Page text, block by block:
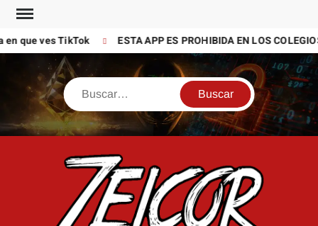
Saltar
contenido
ves TikTok ESTA APP ES PROHIBIDA EN LOS COLEGIOS
Buscar